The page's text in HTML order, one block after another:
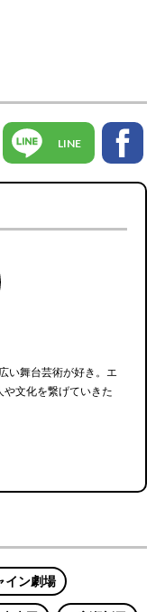
LINE
い舞台芸術が好き。エ
文化を繋げていきた
イン劇場